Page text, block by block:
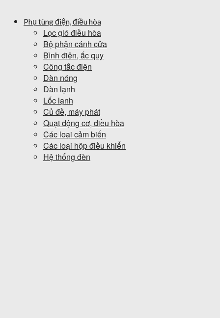
Phụ tùng điện, điều hòa
Lọc gió điều hòa
Bộ phận cánh cửa
Bình điện, ắc quy
Công tắc điện
Dàn nóng
Dàn lạnh
Lốc lạnh
Củ đề, máy phát
Quạt động cơ, điều hòa
Các loại cảm biến
Các loại hộp điều khiển
Hệ thống đèn